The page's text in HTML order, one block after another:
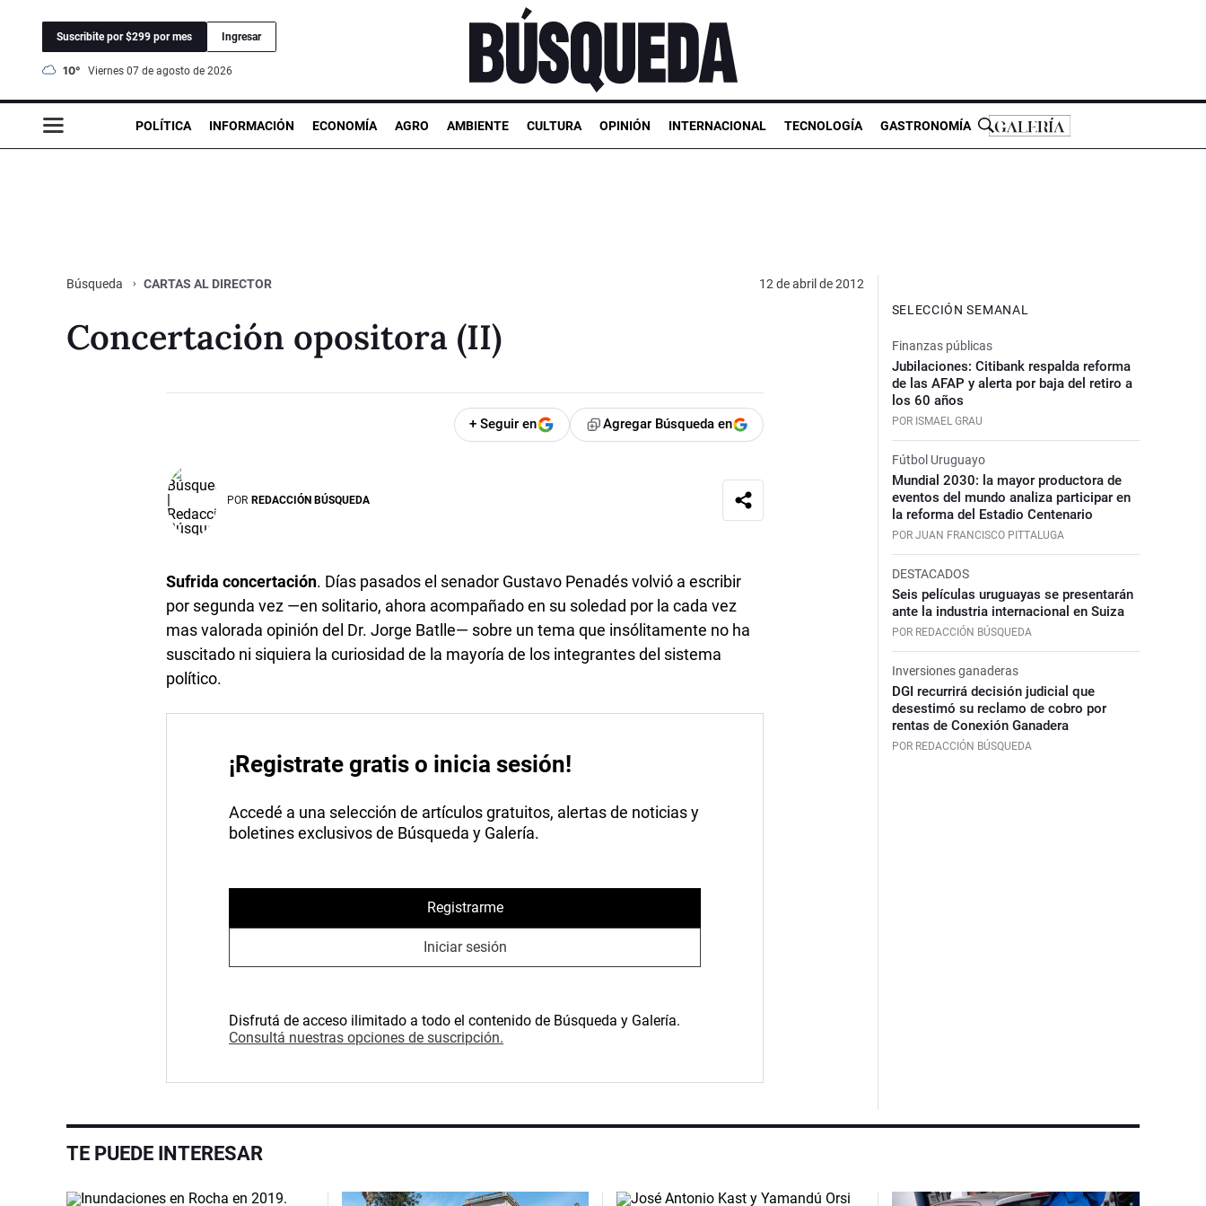
Suscribite por $299 por mes Ingresar
10° viernes 07 de agosto de 2026
POLÍTICA INFORMACIÓN ECONOMÍA AGRO AMBIENTE CULTURA OPINIÓN INTERNACIONAL TECNOLOGÍA GASTRONOMÍA
Búsqueda CARTAS AL DIRECTOR 12 de abril de 2012
Concertación opositora (II)
+ Seguir en Agregar Búsqueda en
POR REDACCIÓN BÚSQUEDA
Sufrida concertación. Días pasados el senador Gustavo Penadés volvió a escribir
por segunda vez —en solitario, ahora acompañado en su soledad por la cada vez
mas valorada opinión del Dr. Jorge Batlle— sobre un tema que insólitamente no ha
suscitado ni siquiera la curiosidad de la mayoría de los integrantes del sistema
político.
¡Registrate gratis o inicia sesión!
Accedé a una selección de artículos gratuitos, alertas de noticias y
boletines exclusivos de Búsqueda y Galería.
Registrarme
Iniciar sesión
Disfrutá de acceso ilimitado a todo el contenido de Búsqueda y Galería.
Consultá nuestras opciones de suscripción.
SELECCIÓN SEMANAL
Finanzas públicas
Jubilaciones: Citibank respalda reforma
de las AFAP y alerta por baja del retiro a
los 60 años
POR ISMAEL GRAU
Fútbol Uruguayo
Mundial 2030: la mayor productora de
eventos del mundo analiza participar en
la reforma del Estadio Centenario
POR JUAN FRANCISCO PITTALUGA
DESTACADOS
Seis películas uruguayas se presentarán
ante la industria internacional en Suiza
POR REDACCIÓN BÚSQUEDA
Inversiones ganaderas
DGI recurrirá decisión judicial que
desestimó su reclamo de cobro por
rentas de Conexión Ganadera
POR REDACCIÓN BÚSQUEDA
TE PUEDE INTERESAR